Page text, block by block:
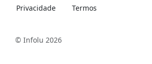
Privacidade Termos
© Infolu 2026